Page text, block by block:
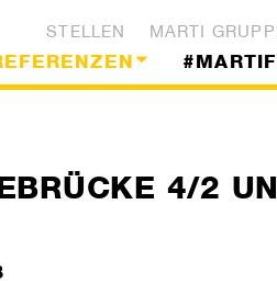
STELLEN MARTI
4/2